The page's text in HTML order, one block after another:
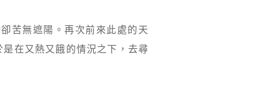
苦無遮陽。再次前來此處的天
在又熱又餓的情況之下，去尋